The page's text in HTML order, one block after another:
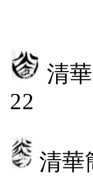
清
22
清華